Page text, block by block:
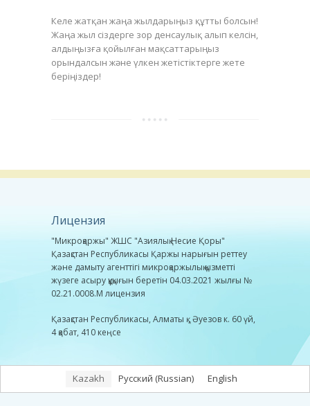
Келе жатқан жаңа жылдарыңыз құтты болсын!
Жаңа жыл сіздерге зор денсаулық алып келсін,
алдыңызға қойылған мақсаттарыңыз
орындалсын және үлкен жетістіктерге жете
беріңіздер!
Лицензия
"Микроқаржы" ЖШС "Азиялық Несие Қоры"
Қазақстан Республикасы Қаржы нарығын реттеу
және дамыту агенттігі микроқаржылық қызметті
жүзеге асыру құқығын беретін 04.03.2021 жылғы №
02.21.0008.М лицензия
Қазақстан Республикасы, Алматы қ., Әуезов к. 60 үй,
4 қабат, 410 кеңсе
Kazakh Русский (Russian) English